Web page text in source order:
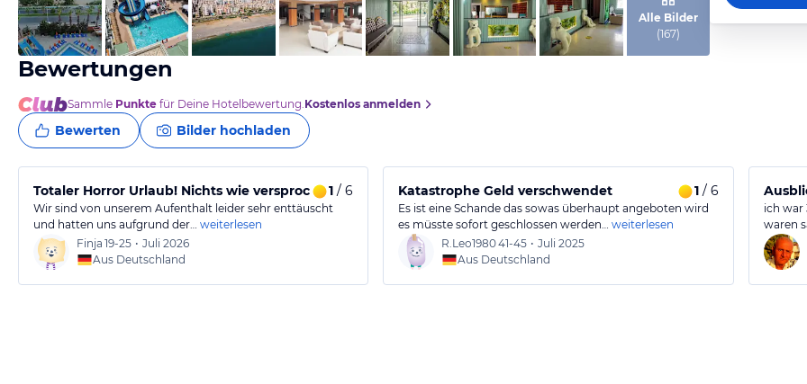
von Expedia von Expedia
Alle Bilder
(167)
Bewertungen
Sammle Punkte für Deine Hotelbewertung.Kostenlos anmelden
Bewerten Bilder hochladen
Totaler Horror Urlaub! Nichts wie versprochen!
1 / 6
Wir sind von unserem Aufenthalt leider sehr enttäuscht
und hatten uns aufgrund der… weiterlesen
Finja 19-25 • Juli 2026
Aus Deutschland
Katastrophe Geld verschwendet 1/ 6
Es ist eine Schande das sowas überhaupt angeboten wird
es müsste sofort geschlossen werden… weiterlesen
R.Leo198041-45 • Juli 2025
Aus Deutschland
ich war
waren